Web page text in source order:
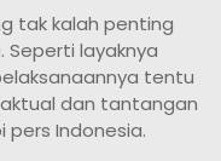
tak kalah penting
Seperti layaknya
tentu
dan tantangan
Indonesia.